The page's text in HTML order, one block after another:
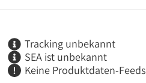
Tracking unbekannt
SEA ist unbekannt
Keine Produktdaten-Feeds